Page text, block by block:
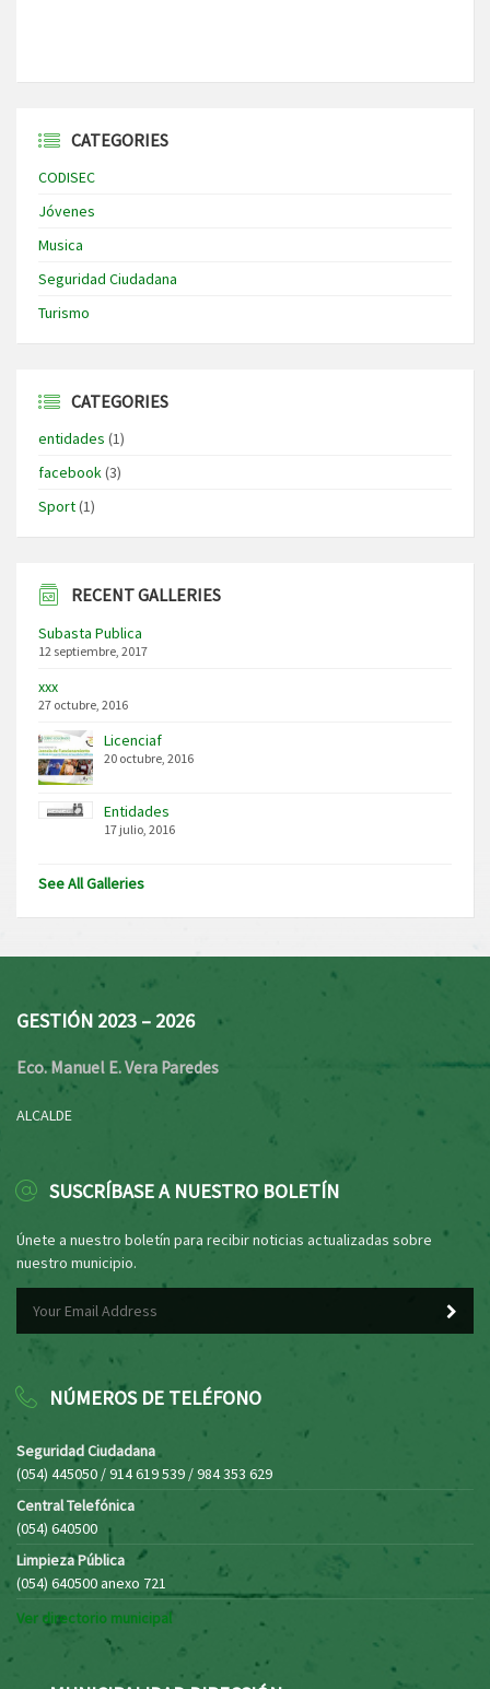
CATEGORIES
CODISEC
Jóvenes
Musica
Seguridad Ciudadana
Turismo
CATEGORIES
entidades (1)
facebook(3)
Sport(1)
RECENT GALLERIES
Subasta Publica
12 septiembre, 2017
xxx
27 octubre, 2016
Licenciaf
20 octubre, 2016
Entidades
17 julio, 2016
See All Galleries
GESTIÓN 2023 – 2026
Eco. Manuel E. Vera Paredes
ALCALDE
SUSCRÍBASE A NUESTRO BOLETÍN
Únete a nuestro boletín para recibir noticias actualizadas sobre
nuestro municipio.
NÚMEROS DE TELÉFONO
Seguridad Ciudadana
(054) 445050 / 914 619 539 / 984 353 629
Central Telefónica
(054) 640500
Limpieza Pública
(054) 640500 anexo 721
Ver directorio municipal